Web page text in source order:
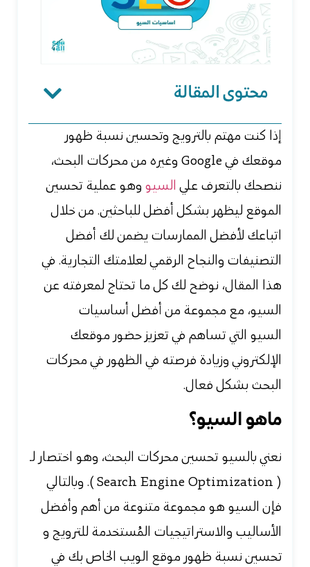
محتوى المقالة
إذا كنت مهتم بالترويج وتحسين نسبة ظهور
موقعك في Google وغيره من محركات البحث،
ننصحك بالتعرف علي السيو وهو عملية تحسين
الموقع ليظهر بشكل أفضل للباحثين. من خلال
اتباعك لأفضل الممارسات يضمن لك أفضل
التصنيفات والنجاح الرقمي لعلامتك التجارية. في
هذا المقال، نوضح لك كل ما تحتاج لمعرفته عن
السيو، مع مجموعة من أفضل أساسيات
السيو التي تساهم في تعزيز حضور موقعك
الإلكتروني وزيادة فرصته في الظهور في محركات
البحث بشكل فعال.
ماهو السيو؟
نعني بالسيو تحسين محركات البحث، وهو اختصار لـ
( Search Engine Optimization ). وبالتالي
فإن السيو هو مجموعة متنوعة من أهم وأفضل
الأساليب والاستراتيجيات المُستخدمة للترويج و
تحسين نسبة ظهور موقع الويب الخاص بك في